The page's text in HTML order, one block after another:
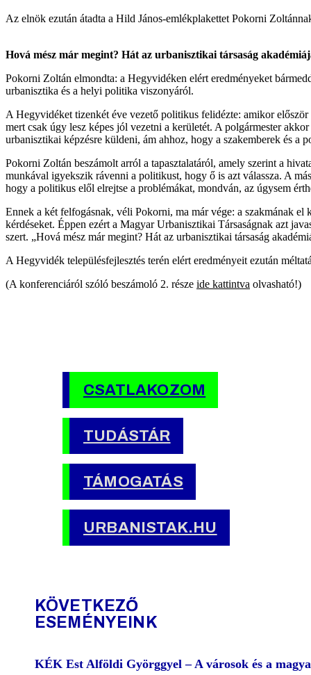
Az elnök ezután átadta a Hild János-emlékplakettet Pokorni
Hová mész már megint? Hát az urbanisztikai társaság
Pokorni Zoltán elmondta: a Hegyvidéken elért eredményeket
urbanisztika és a helyi politika viszonyáról.
A Hegyvidéket tizenkét éve vezető politikus felidézte: amikor
mert csak úgy lesz képes jól vezetni a kerületét. A polgármester
urbanisztikai képzésre küldeni, ám ahhoz, hogy a szakemberek és a
Pokorni Zoltán beszámolt arról a tapasztalatáról, amely szerint a
munkával igyekszik rávenni a politikust, hogy ő is azt válassza. A
hogy a politikus elől elrejtse a problémákat, mondván, az úgysem
Ennek a két felfogásnak, véli Pokorni, ma már vége: a szakmának
kérdéseket. Éppen ezért a Magyar Urbanisztikai Társaságnak azt
szert. „Hová mész már megint? Hát az urbanisztikai társaság
A Hegyvidék településfejlesztés terén elért eredményeit ezután
(A konferenciáról szóló beszámoló 2. része ide kattintva olvasható!)
CSATLAKOZOM
TUDÁSTÁR
TÁMOGATÁS
URBANISTAK.HU
KÖVETKEZŐ
ESEMÉNYEINK
KÉK Est Alföldi Györggyel – A városok és a